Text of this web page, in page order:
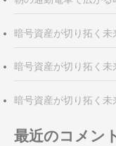
暗号資産が切り拓く
暗号資産が切り拓く
暗号資産が切り拓く
最近のコメン